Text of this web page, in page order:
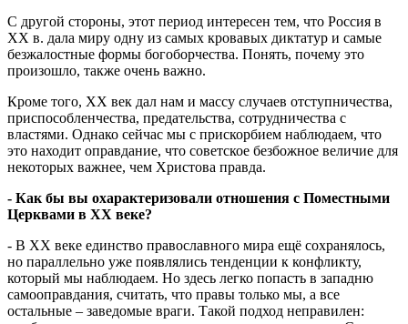
С другой стороны, этот период интересен тем, что Россия в
ХХ в. дала миру одну из самых кровавых диктатур и самые
безжалостные формы богоборчества. Понять, почему это
произошло, также очень важно.
Кроме того, ХХ век дал нам и массу случаев отступничества,
приспособленчества, предательства, сотрудничества с
властями. Однако сейчас мы с прискорбием наблюдаем, что
это находит оправдание, что советское безбожное величие для
некоторых важнее, чем Христова правда.
- Как бы вы охарактеризовали отношения с Поместными
Церквами в ХХ веке?
- В ХХ веке единство православного мира ещё сохранялось,
но параллельно уже появлялись тенденции к конфликту,
который мы наблюдаем. Но здесь легко попасть в западню
самооправдания, считать, что правы только мы, а все
остальные – заведомые враги. Такой подход неправилен: